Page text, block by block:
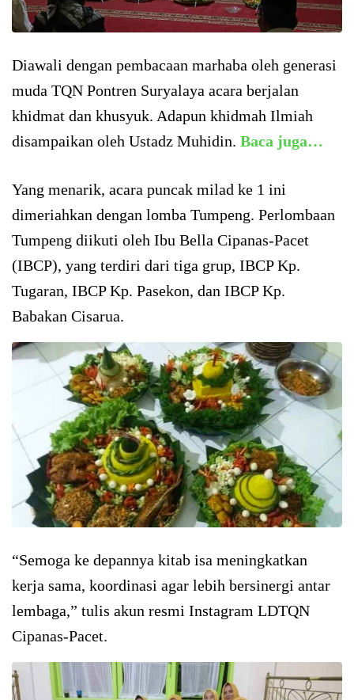
Diawali dengan pembacaan marhaba oleh generasi
muda TQN Pontren Suryalaya acara berjalan
khidmat dan khusyuk. Adapun khidmah Ilmiah
disampaikan oleh Ustadz Muhidin. Baca juga…
Yang menarik, acara puncak milad ke 1 ini
dimeriahkan dengan lomba Tumpeng. Perlombaan
Tumpeng diikuti oleh Ibu Bella Cipanas-Pacet
(IBCP), yang terdiri dari tiga grup, IBCP Kp.
Tugaran, IBCP Kp. Pasekon, dan IBCP Kp.
Babakan Cisarua.
“Semoga ke depannya kitab isa meningkatkan
kerja sama, koordinasi agar lebih bersinergi antar
lembaga,” tulis akun resmi Instagram LDTQN
Cipanas-Pacet.